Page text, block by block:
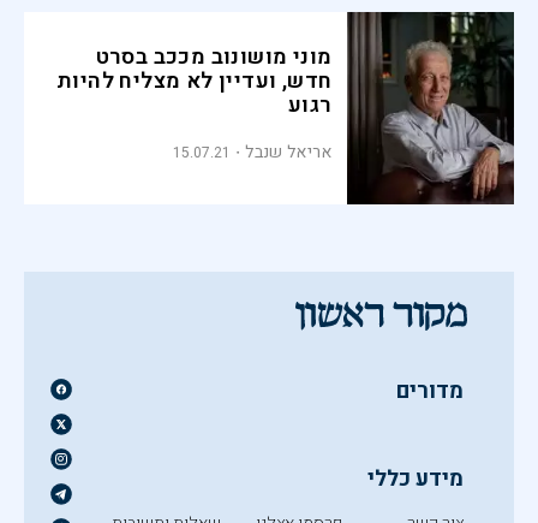
מוני מושונוב מככב בסרט
חדש, ועדיין לא מצליח להיות
רגוע
אריאל שנבל 15.07.21
מדורים
מידע כללי